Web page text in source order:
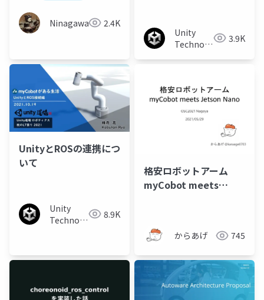
Ninagawa123 2.4K
Unity
Technologies 3.9K
UnityとROSの連携につ
いて
Unity
Technologies 8.9K
格安ロボットアーム
myCobot meets
からあげ 745